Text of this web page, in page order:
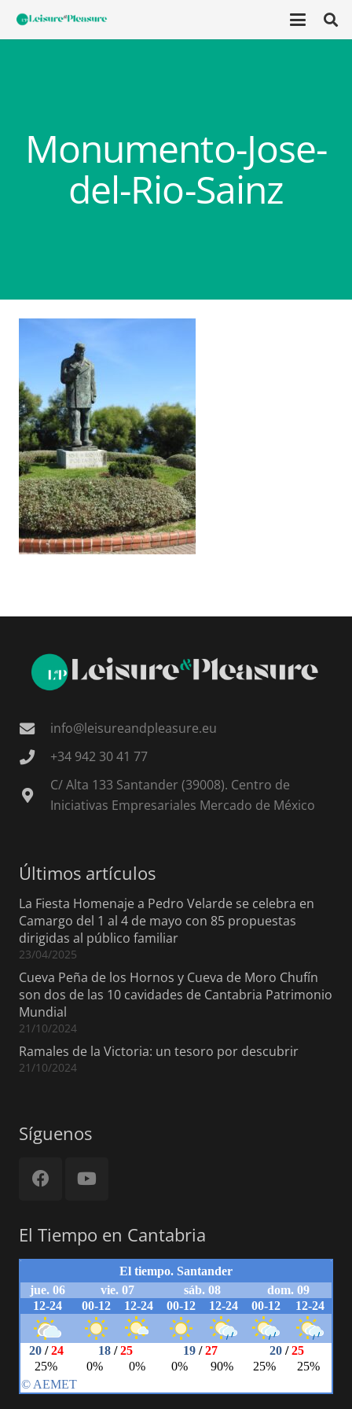
Monumento-Jose-
del-Rio-Sainz
info@leisureandpleasure.eu
+34 942 30 41 77
C/ Alta 133 Santander (39008). Centro de
Iniciativas Empresariales Mercado de México
Últimos artículos
La Fiesta Homenaje a Pedro Velarde se celebra en
Camargo del 1 al 4 de mayo con 85 propuestas
dirigidas al público familiar
23/04/2025
Cueva Peña de los Hornos y Cueva de Moro Chufín
son dos de las 10 cavidades de Cantabria Patrimonio
Mundial
21/10/2024
Ramales de la Victoria: un tesoro por descubrir
21/10/2024
Síguenos
El Tiempo en Cantabria